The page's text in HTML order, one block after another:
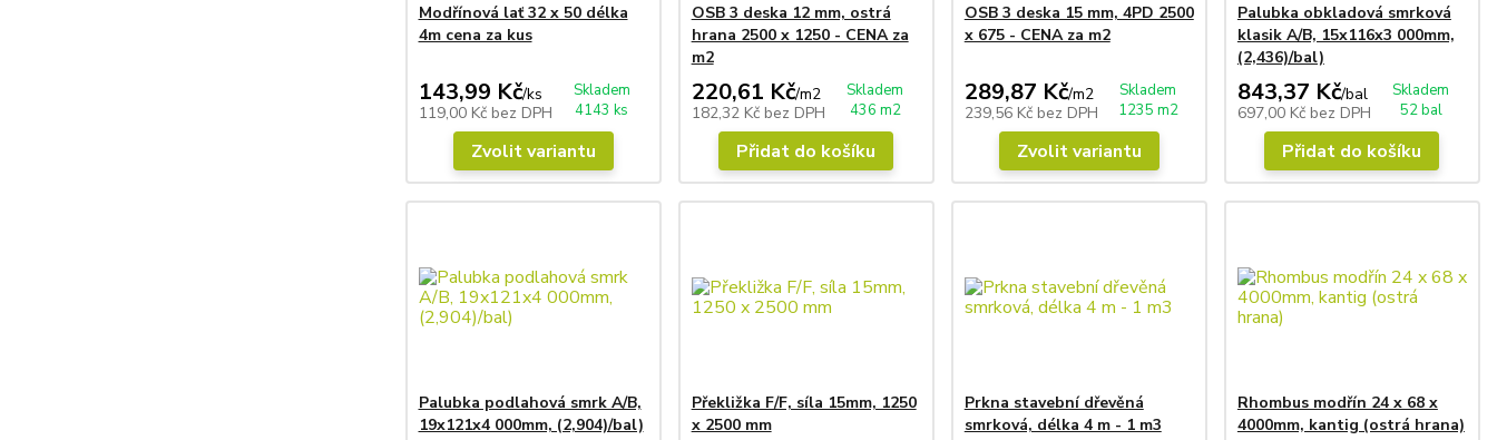
Modřínová lať 32 x 50 délka
4m cena za kus
143,99 Kč/ks
119,00 Kč bez DPH
Skladem
4143 ks
Zvolit variantu
OSB 3 deska 12 mm, ostrá
hrana 2500 x 1250 - CENA za
m2
220,61 Kč/m2
182,32 Kč bez DPH
Skladem
436 m2
Přidat do košíku
OSB 3 deska 15 mm, 4PD 2500
x 675 - CENA za m2
289,87 Kč/m2
239,56 Kč bez DPH
Skladem
1235 m2
Zvolit variantu
Palubka obkladová smrková
klasik A/B, 15x116x3 000mm,
(2,436)/bal)
843,37 Kč/bal
697,00 Kč bez DPH
Skladem
52 bal
Přidat do košíku
Palubka podlahová smrk A/B,
19x121x4 000mm, (2,904)/bal)
Překližka F/F, síla 15mm, 1250
x 2500 mm
Prkna stavební dřevěná
smrková, délka 4 m - 1 m3
Rhombus modřín 24 x 68 x
4000mm, kantig (ostrá hrana)